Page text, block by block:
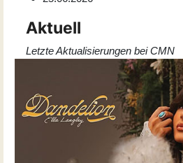
Aktuell
Letzte Aktualisierungen bei CMN